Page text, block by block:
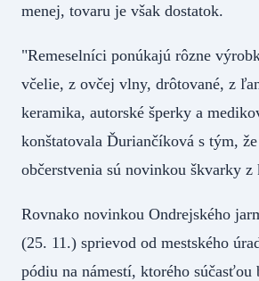
menej, tovaru je však dostatok.
"Remeselníci ponúkajú rôzne
včelie, z ovčej vlny, drôtované, z
keramika, autorské šperky a
konštatovala Ďuriančíková s tým,
občerstvenia sú novinkou škvarky z
Rovnako novinkou Ondrejského
(25. 11.) sprievod od mestského
pódiu na námestí, ktorého súčasťou